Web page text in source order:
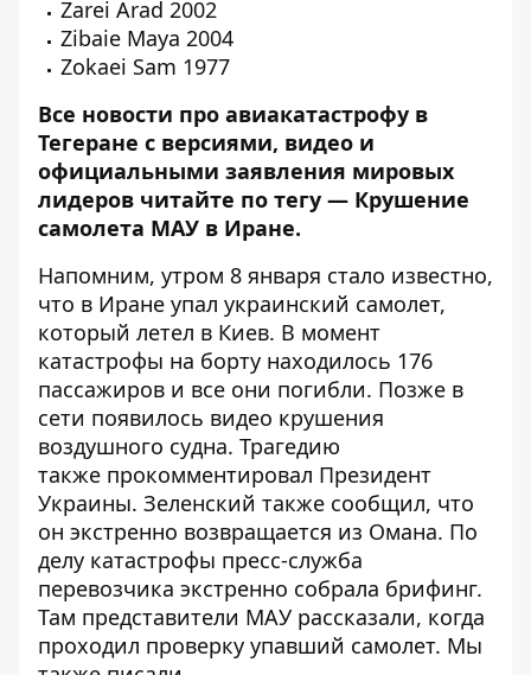
Zarei Arad 2002
Zibaie Maya 2004
Zokaei Sam 1977
Все новости про авиакатастрофу в
Тегеране с версиями, видео и
официальными заявления мировых
лидеров читайте по тегу — Крушение
самолета МАУ в Иране.
Напомним, утром 8 января стало известно,
что в Иране упал украинский самолет,
который летел в Киев. В момент
катастрофы на борту находилось 176
пассажиров и все они погибли. Позже в
сети появилось видео крушения
воздушного судна. Трагедию
также прокомментировал Президент
Украины. Зеленский также сообщил, что
он экстренно возвращается из Омана. По
делу катастрофы пресс-служба
перевозчика экстренно собрала брифинг.
Там представители МАУ рассказали, когда
проходил проверку упавший самолет. Мы